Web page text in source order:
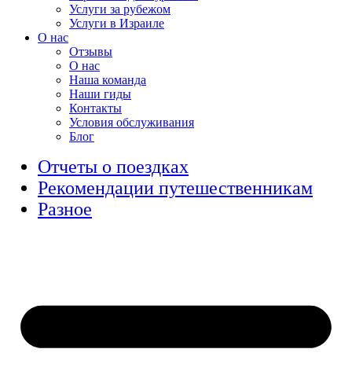
Услуги за рубежом
Услуги в Израиле
О нас
Отзывы
О нас
Наша команда
Наши гиды
Контакты
Условия обслуживания
Блог
Отчеты о поездках
Рекомендации путешественникам
Разное